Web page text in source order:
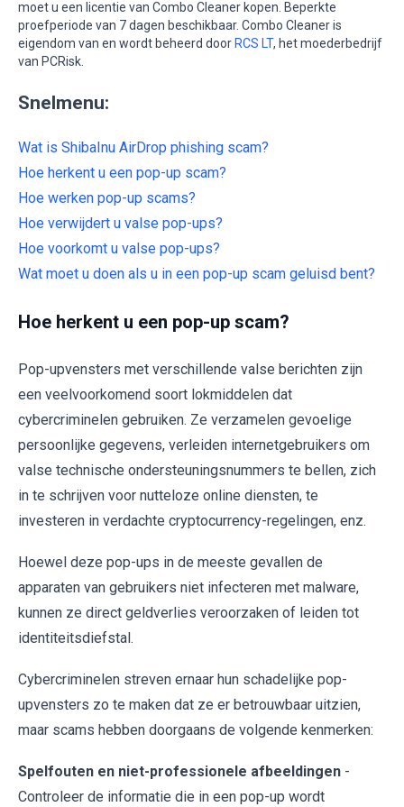
moet u een licentie van Combo Cleaner kopen. Beperkte
proefperiode van 7 dagen beschikbaar. Combo Cleaner is
eigendom van en wordt beheerd door RCS LT, het moederbedrijf
van PCRisk.
Snelmenu:
Wat is ShibaInu AirDrop phishing scam?
Hoe herkent u een pop-up scam?
Hoe werken pop-up scams?
Hoe verwijdert u valse pop-ups?
Hoe voorkomt u valse pop-ups?
Wat moet u doen als u in een pop-up scam geluisd bent?
Hoe herkent u een pop-up scam?
Pop-upvensters met verschillende valse berichten zijn
een veelvoorkomend soort lokmiddelen dat
cybercriminelen gebruiken. Ze verzamelen gevoelige
persoonlijke gegevens, verleiden internetgebruikers om
valse technische ondersteuningsnummers te bellen, zich
in te schrijven voor nutteloze online diensten, te
investeren in verdachte cryptocurrency-regelingen, enz.
Hoewel deze pop-ups in de meeste gevallen de
apparaten van gebruikers niet infecteren met malware,
kunnen ze direct geldverlies veroorzaken of leiden tot
identiteitsdiefstal.
Cybercriminelen streven ernaar hun schadelijke pop-
upvensters zo te maken dat ze er betrouwbaar uitzien,
maar scams hebben doorgaans de volgende kenmerken:
Spelfouten en niet-professionele afbeeldingen -
Controleer de informatie die in een pop-up wordt